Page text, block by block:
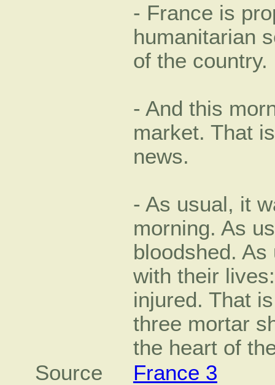
- France is
humanitarian
of the country.
- And this
market. That
news.
- As usual, it
morning. As
bloodshed.
with their
injured. That
three mortar
the heart of
Source
France 3